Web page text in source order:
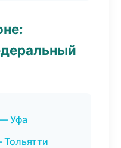
Уфа